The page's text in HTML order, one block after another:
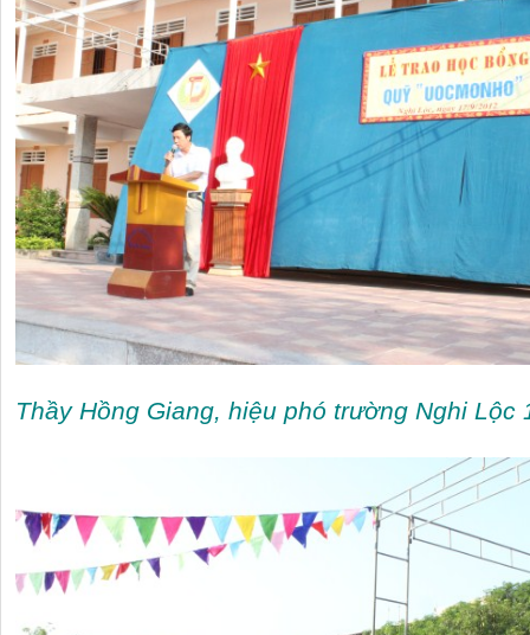
Thầy Hồng Giang, hiệu phó trường Nghi Lộc